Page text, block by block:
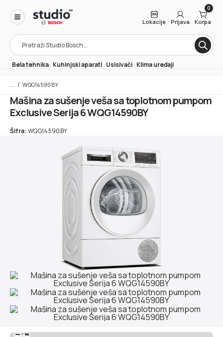
Products
search
Lokacije Prijava
0
Korpa
Bela tehnika Kuhinjski aparati Usisivači Klima uređaji
/ WQG14590BY
Mašina za sušenje veša sa toplotnom pumpom
Exclusive Serija 6 WQG14590BY
Šifra:WQG14590BY